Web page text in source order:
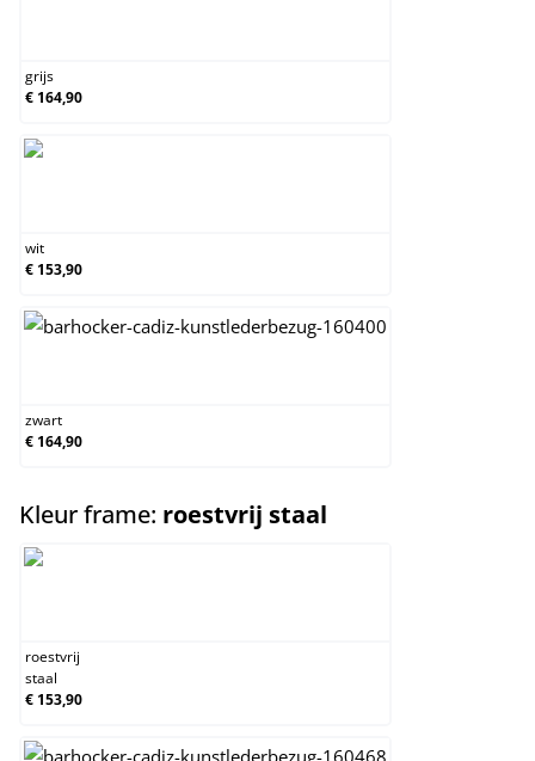
grijs
€ 164,90
wit
€ 153,90
zwart
€ 164,90
Kleur frame: roestvrij staal
roestvrij
staal
€ 153,90